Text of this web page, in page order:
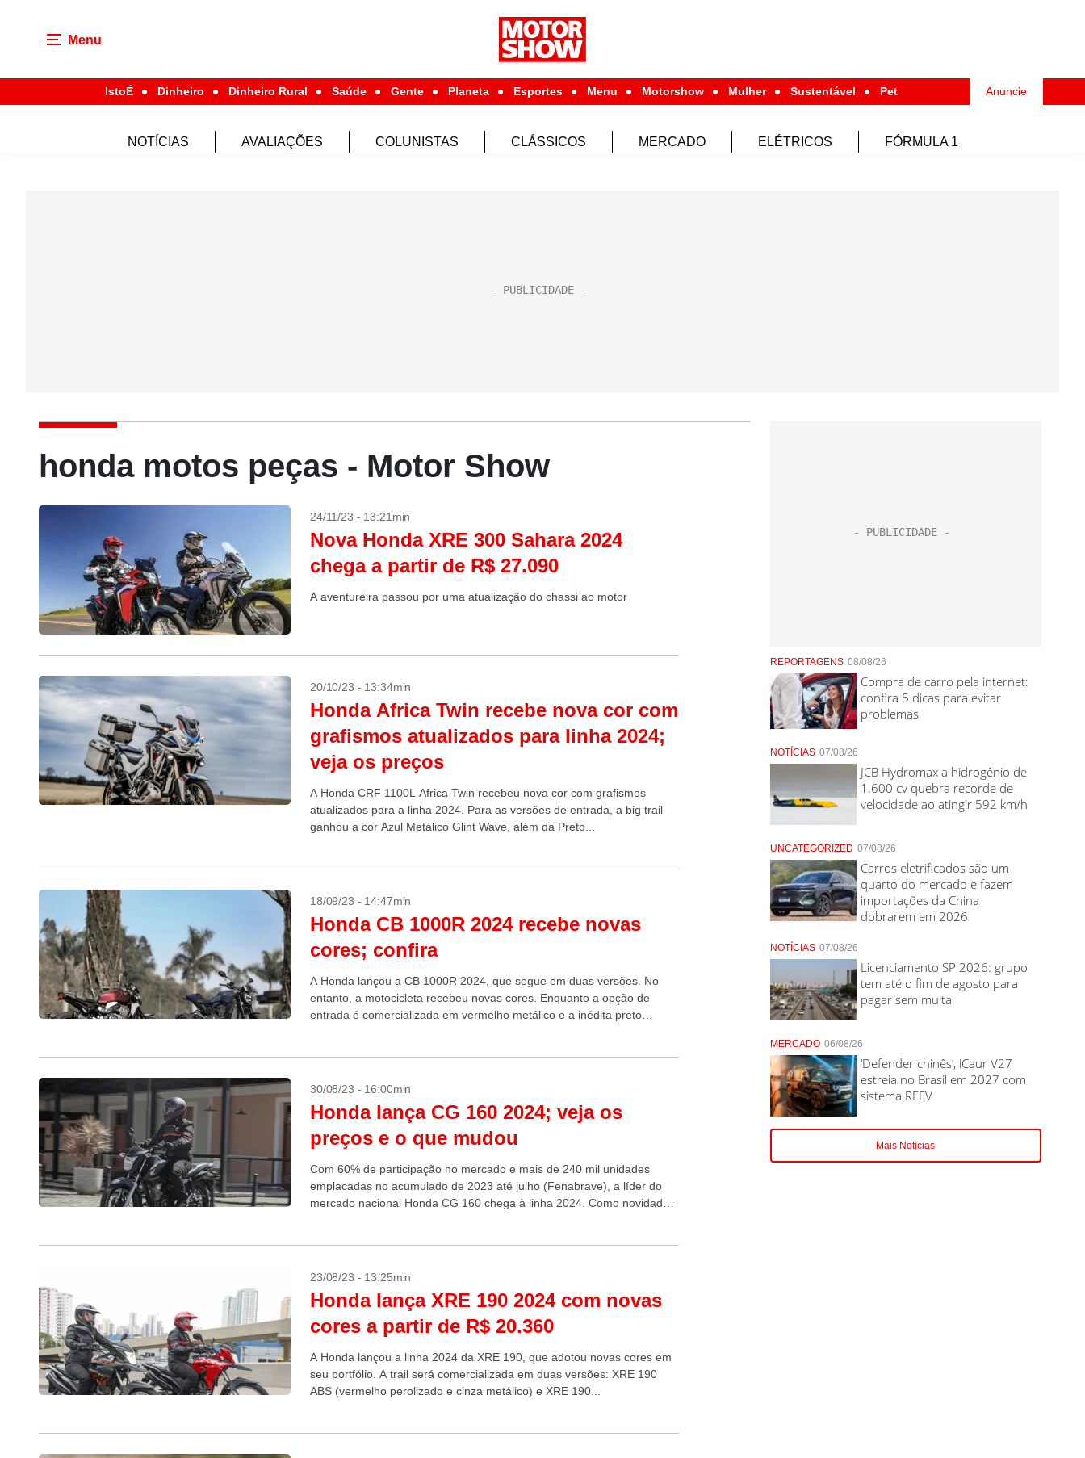
Menu
IstoÉ Dinheiro Dinheiro Rural Saúde Gente Planeta Esportes Menu Motorshow Mulher Sustentável Pet Anuncie
NOTÍCIAS AVALIAÇÕES COLUNISTAS CLÁSSICOS MERCADO ELÉTRICOS FÓRMULA 1
honda motos peças - Motor Show
24/11/23 - 13:21min
Nova Honda XRE 300 Sahara 2024
chega a partir de R$ 27.090
A aventureira passou por uma atualização do chassi ao motor
20/10/23 - 13:34min
Honda Africa Twin recebe nova cor com
grafismos atualizados para linha 2024;
veja os preços
A Honda CRF 1100L Africa Twin recebeu nova cor com grafismos
atualizados para a linha 2024. Para as versões de entrada, a big trail
ganhou a cor Azul Metálico Glint Wave, além da Preto...
18/09/23 - 14:47min
Honda CB 1000R 2024 recebe novas
cores; confira
A Honda lançou a CB 1000R 2024, que segue em duas versões. No
entanto, a motocicleta recebeu novas cores. Enquanto a opção de
entrada é comercializada em vermelho metálico e a inédita preto
30/08/23 - 16:00min
Honda lança CG 160 2024; veja os
preços e o que mudou
Com 60% de participação no mercado e mais de 240 mil unidades
emplacadas no acumulado de 2023 até julho (Fenabrave), a líder do
mercado nacional Honda CG 160 chega à linha 2024. Como novidade,
23/08/23 - 13:25min
Honda lança XRE 190 2024 com novas
cores a partir de R$ 20.360
A Honda lançou a linha 2024 da XRE 190, que adotou novas cores em
seu portfólio. A trail será comercializada em duas versões: XRE 190
ABS (vermelho perolizado e cinza metálico) e XRE 190...
REPORTAGENS 08/08/26
Compra de carro pela internet:
confira 5 dicas para evitar
problemas
NOTÍCIAS 07/08/26
JCB Hydromax a hidrogênio de
1.600 cv quebra recorde de
velocidade ao atingir 592 km/h
UNCATEGORIZED 07/08/26
Carros eletrificados são um
quarto do mercado e fazem
importações da China
dobrarem em 2026
NOTÍCIAS 07/08/26
Licenciamento SP 2026: grupo
tem até o fim de agosto para
pagar sem multa
MERCADO 06/08/26
‘Defender chinês’, iCaur V27
estreia no Brasil em 2027 com
sistema REEV
Mais Noticias